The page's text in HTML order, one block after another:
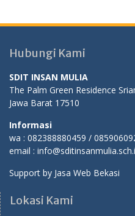
Hubungi Kami
SDIT INSAN MULIA
The Palm Green Residence
Jawa Barat 17510
Informasi
wa : 082388880459 /
email :
Support by Jasa Web Bekasi
Lokasi Kami